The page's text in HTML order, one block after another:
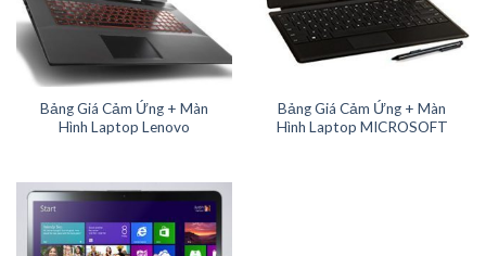
Bảng Giá Cảm Ứng + Màn
Hình Laptop Lenovo
Bảng Giá Cảm Ứng + Màn
Hình Laptop MICROSOFT